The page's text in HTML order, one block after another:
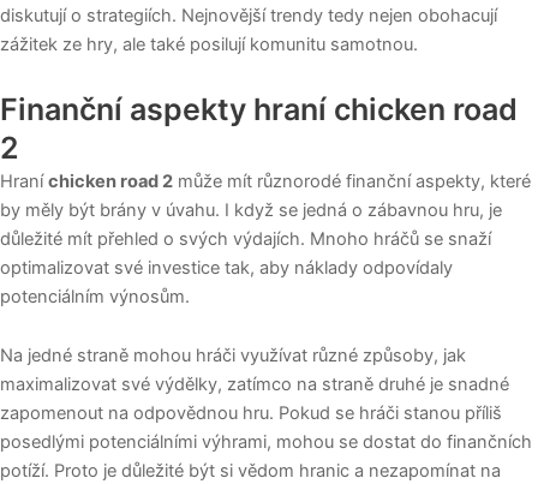
diskutují o strategiích. Nejnovější trendy tedy nejen obohacují
zážitek ze hry, ale také posilují komunitu samotnou.
Finanční aspekty hraní chicken road
2
Hraníchicken road 2 může mít různorodé finanční aspekty, které
by měly být brány v úvahu. I když se jedná o zábavnou hru, je
důležité mít přehled o svých výdajích. Mnoho hráčů se snaží
optimalizovat své investice tak, aby náklady odpovídaly
potenciálním výnosům.
Na jedné straně mohou hráči využívat různé způsoby, jak
maximalizovat své výdělky, zatímco na straně druhé je snadné
zapomenout na odpovědnou hru. Pokud se hráči stanou příliš
posedlými potenciálními výhrami, mohou se dostat do finančních
potíží. Proto je důležité být si vědom hranic a nezapomínat na